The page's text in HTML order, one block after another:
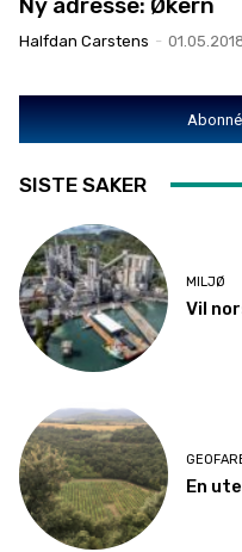
Halfdan Carstens -
SISTE SAKER
MILJØ
Vil
En